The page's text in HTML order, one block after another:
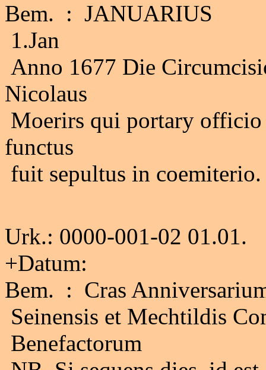
Bem. : JANUARIUS
1.Jan
Anno 1677 Die
Nicolaus
Moerirs qui portary
functus
fuit sepultus in coemiterio.
Urk.: 0000-001-02 01.01.
+Datum:
Bem. : Cras
Seinensis et Mechtildis
Benefactorum